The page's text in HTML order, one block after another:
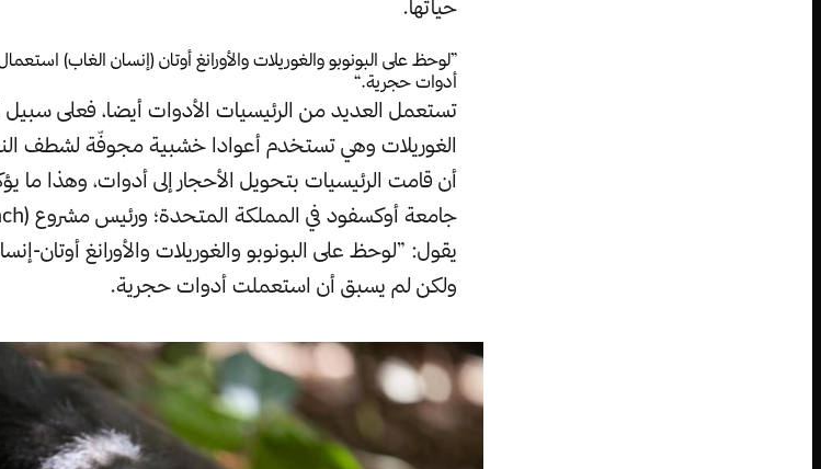
حياتها.
”لوحظ على البونوبو والغوريلات والأورانغ أوتان (إنسان الغاب)
أدوات حجرية.“
تستعمل العديد من الرئيسيات الأدوات أيضا، فعلى
الغوريلات وهي تستخدم أعوادا خشبية مجوفّة لشطف
أن قامت الرئيسيات بتحويل الأحجار إلى أدوات، وهذا ما
يقول: ”لوحظ على البونوبو والغوريلات والأورانغ أوتان-
ولكن لم يسبق أن استعملت أدوات حجرية.